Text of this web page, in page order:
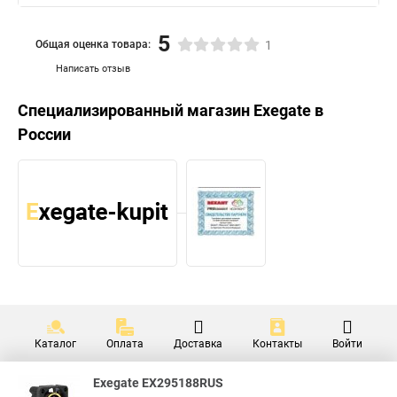
Написать отзыв
Общая оценка товара: 5 1
Специализированный магазин Exegate в
России
Каталог Оплата Доставка Контакты Войти
Exegate EX295188RUS